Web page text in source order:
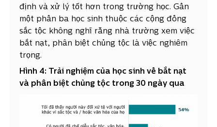
định và xử lý tốt hơn trong trường học. Gần
một phần ba học sinh thuộc các cộng đồng
sắc tộc không nghĩ rằng nhà trường xem việc
bắt nạt, phân biệt chủng tộc là việc nghiêm
trọng.
Hình 4: Trải nghiệm của học sinh về bắt nạt
và phân biệt chủng tộc trong 30 ngày qua